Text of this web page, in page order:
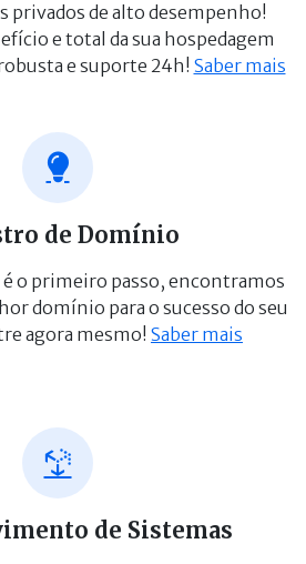
privados de alto desempenho!
e total da sua hospedagem
e suporte 24h! Saber mais
de Domínio
o primeiro passo, encontramos
domínio para o sucesso do seu
agora mesmo! Saber mais
de Sistemas